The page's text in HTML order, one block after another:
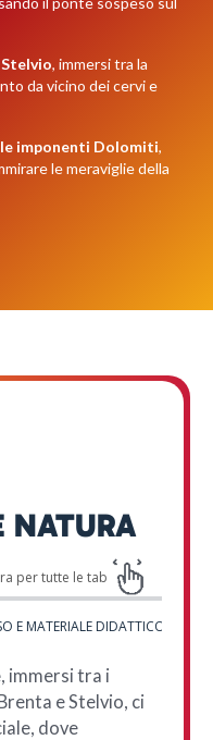
, immersi tra la
da vicino dei cervi e
imponenti Dolomiti,
le meraviglie della
NATURA
E MATERIALE DIDATTICO
, immersi tra i
e Stelvio, ci
dove